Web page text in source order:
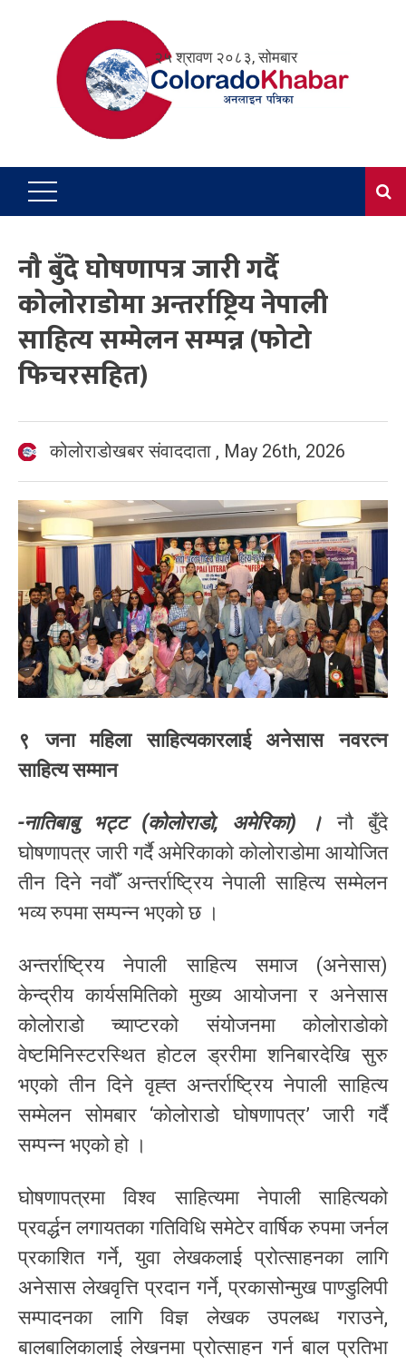
२५ श्रावण २०८३, सोमबार
नौ बुँदे घोषणापत्र जारी गर्दै
कोलोराडोमा अन्तर्राष्ट्रिय नेपाली
साहित्य सम्मेलन सम्पन्न (फोटो
फिचरसहित)
कोलोराडोखबर संवाददाता , May 26th, 2026
९ जना महिला साहित्यकारलाई अनेसास नवरत्न
साहित्य सम्मान
-नातिबाबु भट्ट (कोलोराडो, अमेरिका) । नौ बुँदे
घोषणापत्र जारी गर्दै अमेरिकाको कोलोराडोमा आयोजित
तीन दिने नवौँ अन्तर्राष्ट्रिय नेपाली साहित्य सम्मेलन
भव्य रुपमा सम्पन्न भएको छ ।
अन्तर्राष्ट्रिय नेपाली साहित्य समाज (अनेसास)
केन्द्रीय कार्यसमितिको मुख्य आयोजना र अनेसास
कोलोराडो च्याप्टरको संयोजनमा कोलोराडोको
वेष्टमिनिस्टरस्थित होटल ड्ररीमा शनिबारदेखि सुरु
भएको तीन दिने वृह्त अन्तर्राष्ट्रिय नेपाली साहित्य
सम्मेलन सोमबार ‘कोलोराडो घोषणापत्र’ जारी गर्दै
सम्पन्न भएको हो ।
घोषणापत्रमा विश्व साहित्यमा नेपाली साहित्यको
प्रवर्द्धन लगायतका गतिविधि समेटेर वार्षिक रुपमा जर्नल
प्रकाशित गर्ने, युवा लेखकलाई प्रोत्साहनका लागि
अनेसास लेखवृत्ति प्रदान गर्ने, प्रकासोन्मुख पाण्डुलिपी
सम्पादनका लागि विज्ञ लेखक उपलब्ध गराउने,
बालबालिकालाई लेखनमा प्रोत्साहन गर्न बाल प्रतिभा